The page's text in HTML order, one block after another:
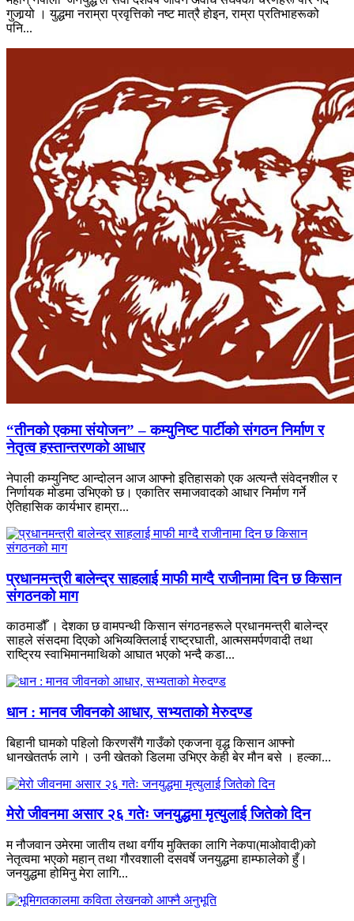
गुजार्‍यो । युद्धमा नराम्रा प्रवृत्तिको नष्ट मात्रै होइन, राम्रा प्रतिभाहरूको
पनि...
“तीनको एकमा संयोजन” – कम्युनिष्ट पार्टीको संगठन निर्माण र
नेतृत्व हस्तान्तरणको आधार
नेपाली कम्युनिष्ट आन्दोलन आज आफ्नो इतिहासको एक अत्यन्तै संवेदनशील र
निर्णायक मोडमा उभिएको छ। एकातिर समाजवादको आधार निर्माण गर्ने
ऐतिहासिक कार्यभार हाम्रा...
प्रधानमन्त्री बालेन्द्र साहलाई माफी माग्दै राजीनामा दिन छ किसान
संगठनको माग
काठमाडौँ । देशका छ वामपन्थी किसान संगठनहरूले प्रधानमन्त्री बालेन्द्र
साहले संसदमा दिएको अभिव्यक्तिलाई राष्ट्रघाती, आत्मसमर्पणवादी तथा
राष्ट्रिय स्वाभिमानमाथिको आघात भएको भन्दै कडा...
धान : मानव जीवनको आधार, सभ्यताको मेरुदण्ड
बिहानी घामको पहिलो किरणसँगै गाउँको एकजना वृद्ध किसान आफ्नो
धानखेततर्फ लागे । उनी खेतको डिलमा उभिएर केही बेर मौन बसे । हल्का...
मेरो जीवनमा असार २६ गतेः जनयुद्धमा मृत्युलाई जितेको दिन
म नौजवान उमेरमा जातीय तथा वर्गीय मुक्तिका लागि नेकपा(माओवादी)को
नेतृत्वमा भएको महान् तथा गौरवशाली दसवर्षे जनयुद्धमा हाम्फालेको हुँ।
जनयुद्धमा होमिनु मेरा लागि...